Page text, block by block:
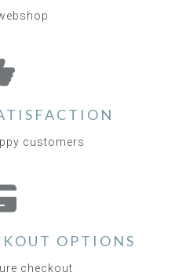
customers
OPTIONS
checkout